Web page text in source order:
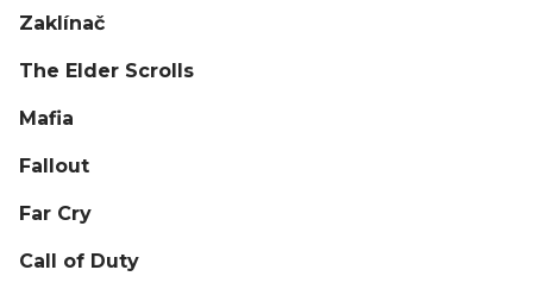
Zaklínač
The Elder Scrolls
Mafia
Fallout
Far Cry
Call of Duty